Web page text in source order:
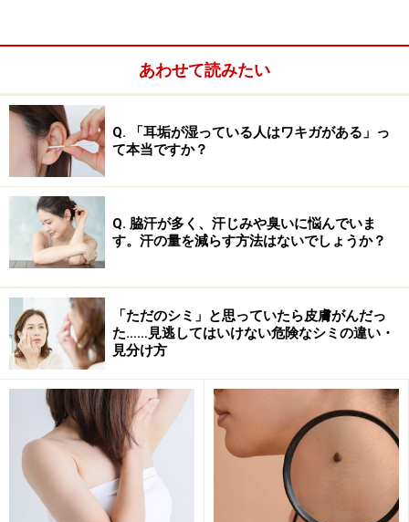
が、薬が他に付くこともなく気持ちよくすごせると思い
ただ、22～27cmのフリーサイズしかないようで、私は
23cmなのですが、指が短いのでしょうか（！？)少しブ
カブカな感じがしました。男性ですとちょうどいいかし
ら。
水虫じゃなくても、冬に使ったら足先が暖かいかも、と
あわせて読みたい
Q. 「耳垢が湿っている人はワキガがある」っ
て本当ですか？
Q. 脇汗が多く、汗じみや臭いに悩んでいま
す。汗の量を減らす方法はないでしょうか？
「ただのシミ」と思っていたら皮膚がんだっ
た……見逃してはいけない危険なシミの違い・
見分け方